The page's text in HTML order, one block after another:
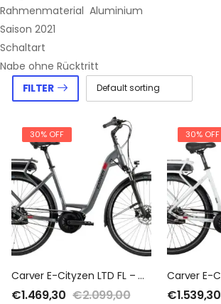
Rahmenmaterial Aluminium
Saison 2021
Schaltart
Nabe ohne Rücktritt
FILTER
30% OFF
Carver E-Cityzen LTD FL – 400 Wh – 2021 – 28 Zoll – Tiefeinsteiger
€1.469,30 €2.099,00
30% OFF
€1.539,30